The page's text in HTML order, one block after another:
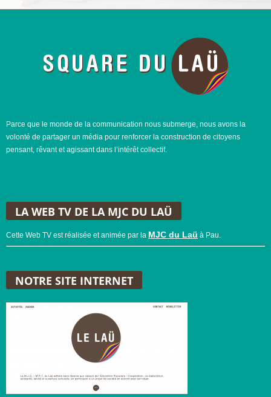
Parce que le monde de la communication nous submerge, nous avons la
volonté de partager un média pour renforcer la construction de citoyens
pensant, rêvant et agissant dans l’intérêt collectif.
LA WEB TV DE LA MJC DU LAÜ
Cette Web TV est réalisée et animée par la MJC du Laü à Pau.
NOTRE SITE INTERNET